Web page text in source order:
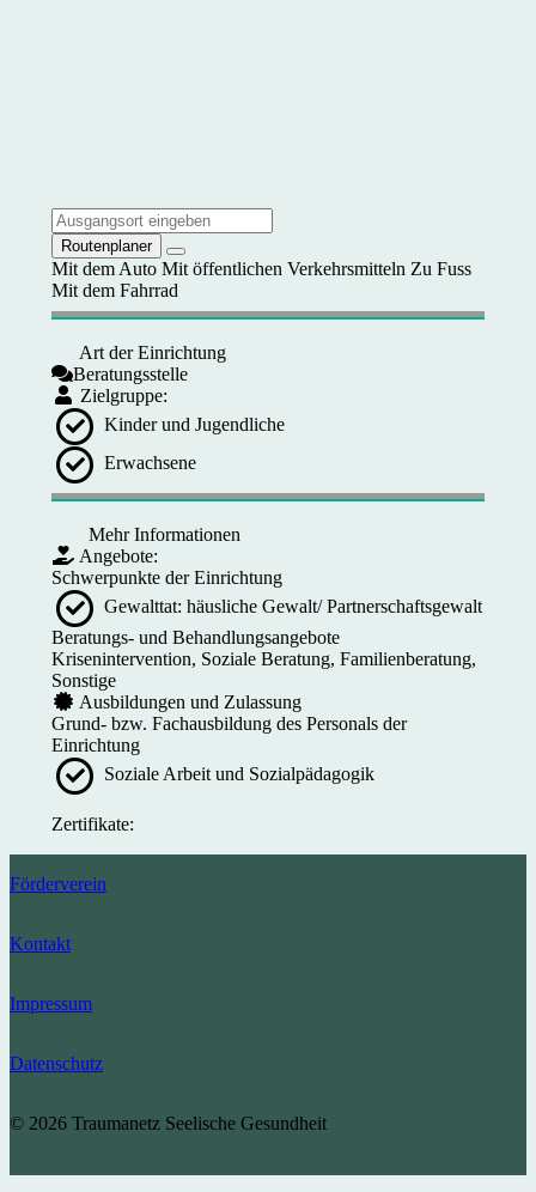
Routenplaner
Mit dem Auto Mit öffentlichen Verkehrsmitteln Zu Fuss
Mit dem Fahrrad
Art der Einrichtung
Beratungsstelle
Zielgruppe:
Kinder und Jugendliche
Erwachsene
Mehr Informationen
Angebote:
Schwerpunkte der Einrichtung
Gewalttat: häusliche Gewalt/ Partnerschaftsgewalt
Beratungs- und Behandlungsangebote
Krisenintervention, Soziale Beratung, Familienberatung,
Sonstige
Ausbildungen und Zulassung
Grund- bzw. Fachausbildung des Personals der
Einrichtung
Soziale Arbeit und Sozialpädagogik
Zertifikate:
Förderverein
Kontakt
Impressum
Datenschutz
© 2026 Traumanetz Seelische Gesundheit